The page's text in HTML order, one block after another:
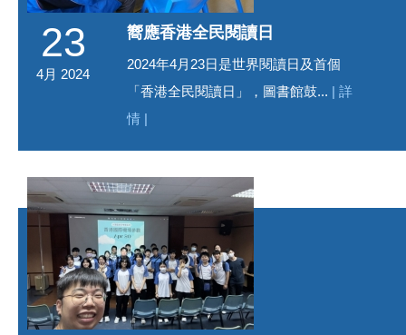
23
4月 2024
嚮應香港全民閱讀日
2024年4月23日是世界閱讀日及首個
「香港全民閱讀日」，圖書館鼓... | 詳
情 |